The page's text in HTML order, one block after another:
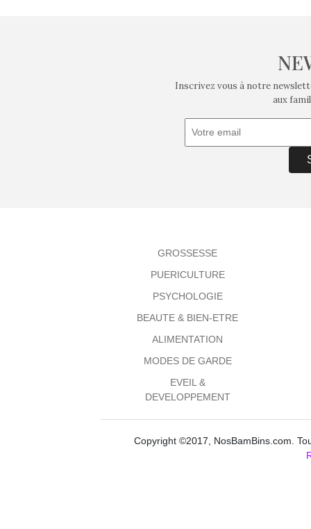
Inscrivez vous à notre
aux
GROSSESSE
PUERICULTURE
PSYCHOLOGIE
BEAUTE & BIEN-ETRE
ALIMENTATION
MODES DE GARDE
EVEIL &
DEVELOPPEMENT
Copyright ©2017, NosBamBins.com.